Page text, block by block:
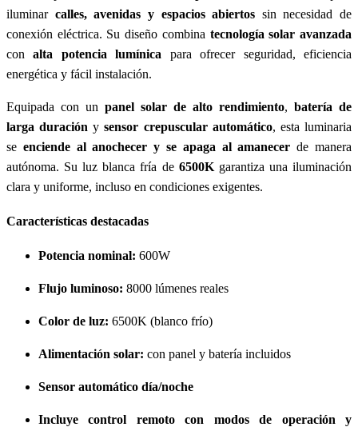
iluminar calles, avenidas y espacios abiertos sin necesidad de
conexión eléctrica. Su diseño combina tecnología solar avanzada
conalta potencia lumínica para ofrecer seguridad, eficiencia
energética y fácil instalación.
Equipada con un panel solar de alto rendimiento, batería de
larga duración ysensor crepuscular automático, esta luminaria
se enciende al anochecer y se apaga al amanecer de manera
autónoma. Su luz blanca fría de 6500Kgarantiza una iluminación
clara y uniforme, incluso en condiciones exigentes.
Características destacadas
Potencia nominal: 600W
Flujo luminoso: 8000 lúmenes reales
Color de luz: 6500K (blanco frío)
Alimentación solar: con panel y batería incluidos
Sensor automático día/noche
Incluye control remoto con modos de operación y